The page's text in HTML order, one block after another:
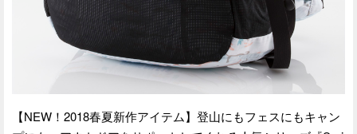
【NEW！2018春夏新作アイテム】登山にもフェスにもキャン